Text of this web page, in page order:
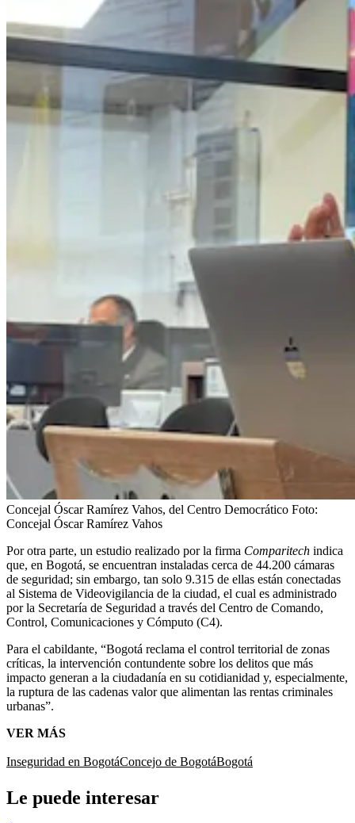
Concejal Óscar Ramírez Vahos, del Centro Democrático Foto:
Concejal Óscar Ramírez Vahos
Por otra parte, un estudio realizado por la firma Comparitech indica
que, en Bogotá, se encuentran instaladas cerca de 44.200 cámaras
de seguridad; sin embargo, tan solo 9.315 de ellas están conectadas
al Sistema de Videovigilancia de la ciudad, el cual es administrado
por la Secretaría de Seguridad a través del Centro de Comando,
Control, Comunicaciones y Cómputo (C4).
Para el cabildante, “Bogotá reclama el control territorial de zonas
críticas, la intervención contundente sobre los delitos que más
impacto generan a la ciudadanía en su cotidianidad y, especialmente,
la ruptura de las cadenas valor que alimentan las rentas criminales
urbanas”.
VER MÁS
Inseguridad en BogotáConcejo de BogotáBogotá
Le puede interesar